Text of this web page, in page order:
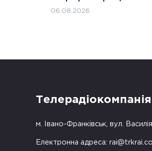
06.08.2026
Телерадіокомпанія
м. Івано-Франківськ, вул.
Електронна адреса: